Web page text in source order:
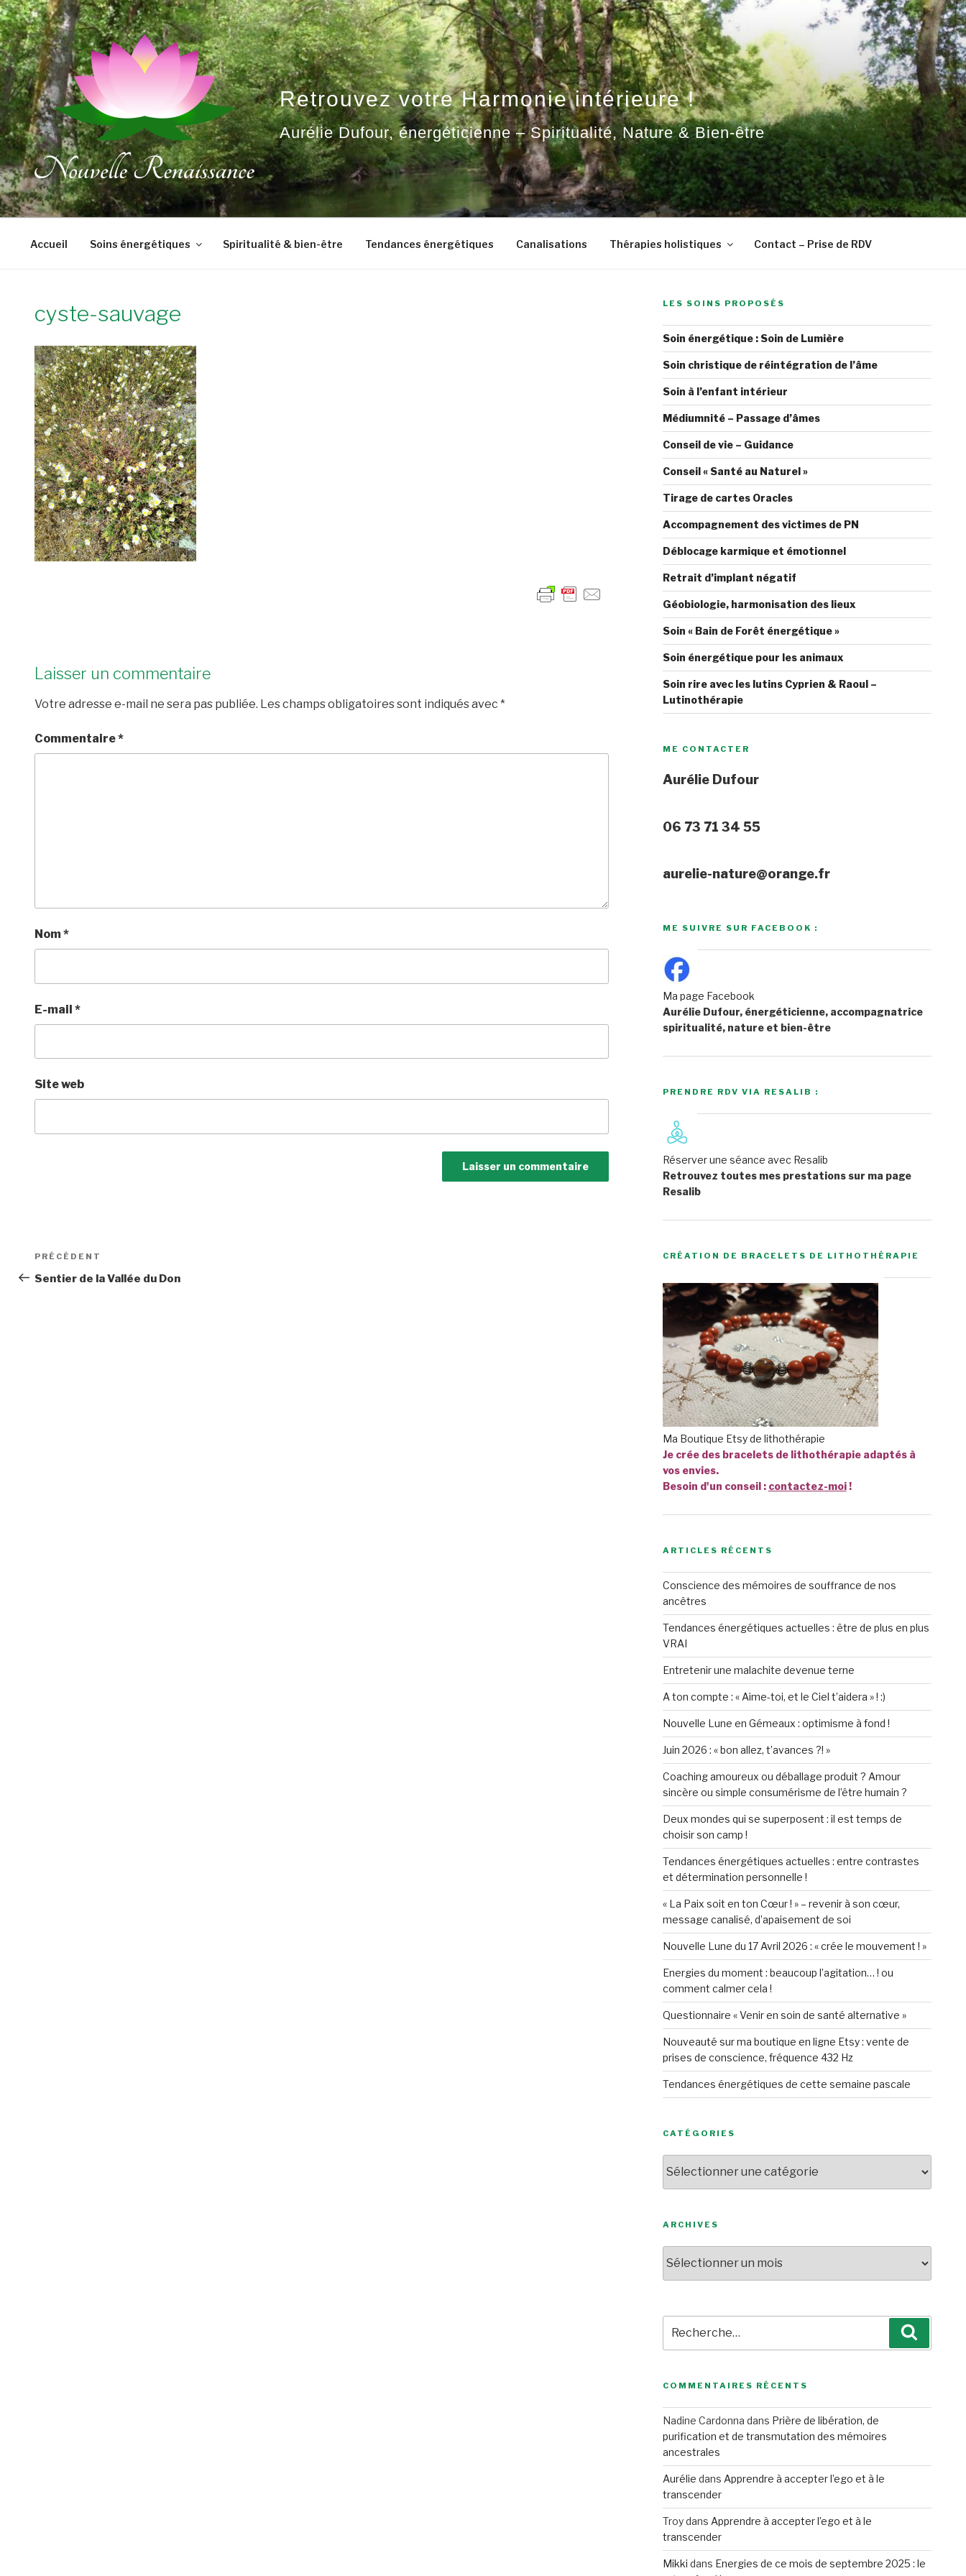
Aller
au
contenu
principal
Retrouvez votre Harmonie intérieure !
Aurélie Dufour, énergéticienne – Spiritualité, Nature & Bien-être
Accueil Soins énergétiques Spiritualité & bien-être Tendances énergétiques Canalisations Thérapies holistiques Contact – Prise de RDV
cyste-sauvage
Laisser un commentaire
Votre adresse e-mail ne sera pas publiée. Les champs obligatoires sont indiqués avec *
Commentaire*
Nom*
E-mail *
Site web
Navigation
de
Article
précédent
PRÉCÉDENT
Sentier de la Vallée du Don
LES SOINS PROPOSÉS
Soin énergétique : Soin de Lumière
Soin christique de réintégration de l’âme
Soin à l’enfant intérieur
Médiumnité – Passage d’âmes
Conseil de vie – Guidance
Conseil « Santé au Naturel »
Tirage de cartes Oracles
Accompagnement des victimes de PN
Déblocage karmique et émotionnel
Retrait d’implant négatif
Géobiologie, harmonisation des lieux
Soin « Bain de Forêt énergétique »
Soin énergétique pour les animaux
Soin rire avec les lutins Cyprien & Raoul –
Lutinothérapie
ME CONTACTER
Aurélie Dufour
06 73 71 34 55
aurelie-nature@orange.fr
ME SUIVRE SUR FACEBOOK :
Ma page Facebook
Aurélie Dufour, énergéticienne, accompagnatrice
spiritualité, nature et bien-être
PRENDRE RDV VIA RESALIB :
Réserver une séance avec Resalib
Retrouvez toutes mes prestations sur ma page
Resalib
CRÉATION DE BRACELETS DE LITHOTHÉRAPIE
Ma Boutique Etsy de lithothérapie
Je crée des bracelets de lithothérapie adaptés à
vos envies.
Besoin d'un conseil : contactez-moi!
ARTICLES RÉCENTS
Conscience des mémoires de souffrance de nos
ancêtres
Tendances énergétiques actuelles : être de plus en plus
VRAI
Entretenir une malachite devenue terne
A ton compte : « Aime-toi, et le Ciel t’aidera » ! :)
Nouvelle Lune en Gémeaux : optimisme à fond !
Juin 2026 : « bon allez, t’avances ?! »
Coaching amoureux ou déballage produit ? Amour
sincère ou simple consumérisme de l’être humain ?
Deux mondes qui se superposent : il est temps de
choisir son camp !
Tendances énergétiques actuelles : entre contrastes
et détermination personnelle !
« La Paix soit en ton Cœur ! » – revenir à son cœur,
message canalisé, d’apaisement de soi
Nouvelle Lune du 17 Avril 2026 : « crée le mouvement ! »
Energies du moment : beaucoup l’agitation… ! ou
comment calmer cela !
Questionnaire « Venir en soin de santé alternative »
Nouveauté sur ma boutique en ligne Etsy : vente de
prises de conscience, fréquence 432 Hz
Tendances énergétiques de cette semaine pascale
CATÉGORIES
ARCHIVES
pour
:
COMMENTAIRES RÉCENTS
Nadine Cardonna dans Prière de libération, de
purification et de transmutation des mémoires
ancestrales
Aurélie dans Apprendre à accepter l’ego et à le
transcender
Troydans Apprendre à accepter l’ego et à le
transcender
Mikki dans Energies de ce mois de septembre 2025 : le